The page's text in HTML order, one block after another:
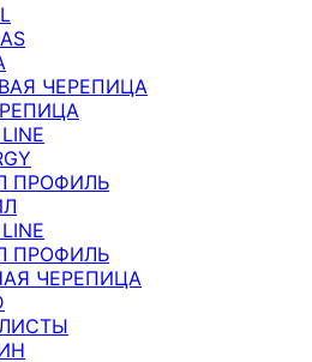
ЧЕРЕПИЦА
ПРОФИЛЬ
ПРОФИЛЬ
ЧЕРЕПИЦА